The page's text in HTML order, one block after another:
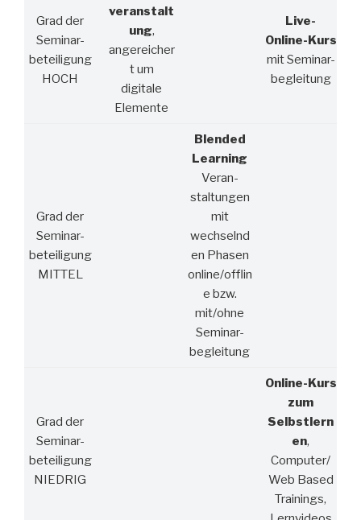
Grad der
Seminar-
beteiligung
HOCH
veranstalt
ung,
angereicher
t um
digitale
Elemente
Live-
Online-Kurs
mit Seminar-
begleitung
Grad der
Seminar-
beteiligung
MITTEL
Blended
Learning
Veran-
staltungen
mit
wechselnd
en Phasen
online/offlin
e bzw.
mit/ohne
Seminar-
begleitung
Grad der
Seminar-
beteiligung
NIEDRIG
Online-Kurs
zum
Selbstlern
en,
Computer/
Web Based
Trainings,